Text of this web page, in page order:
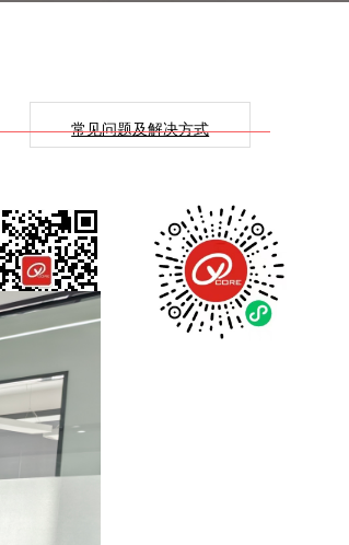
常见问题及解决方式